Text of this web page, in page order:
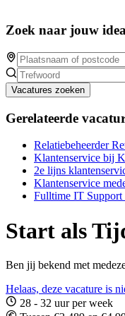
Zoek naar jouw
Vacatures zoeken
Gerelateerde
Relatiebeheerder
Klantenservice bij
2e lijns
Klantenservice
Fulltime IT
Start als
Ben jij bekend met
Helaas, deze vacature is
28 - 32 uur per week